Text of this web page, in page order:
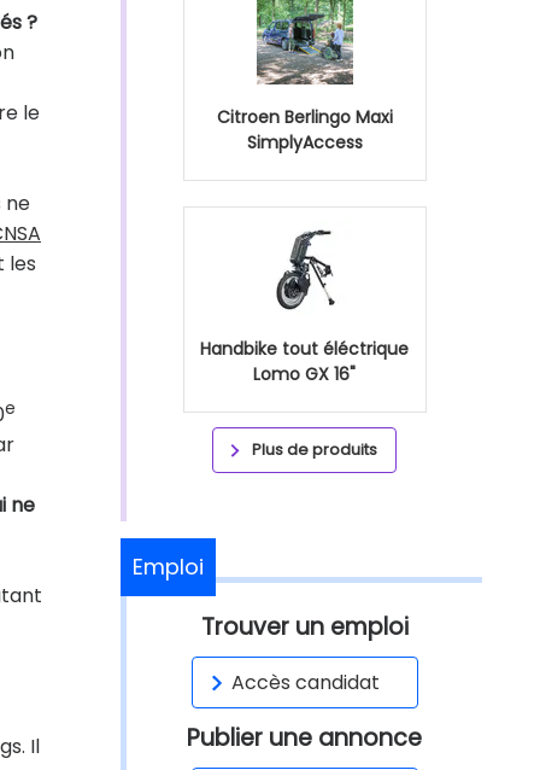
?
le
ne
les
e
ne
Il
Citroen Berlingo Maxi
SimplyAccess
Handbike tout éléctrique
Lomo GX 16"
Plus de produits
Emploi
Trouver un emploi
Accès candidat
Publier une annonce